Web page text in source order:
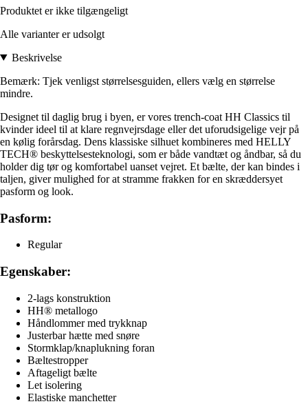
Produktet er ikke tilgængeligt
Alle varianter er udsolgt
Beskrivelse
Bemærk: Tjek venligst størrelsesguiden, ellers vælg en størrelse
mindre.
Designet til daglig brug i byen, er vores trench-coat HH Classics til
kvinder ideel til at klare regnvejrsdage eller det uforudsigelige vejr på
en kølig forårsdag. Dens klassiske silhuet kombineres med HELLY
TECH® beskyttelsesteknologi, som er både vandtæt og åndbar, så du
holder dig tør og komfortabel uanset vejret. Et bælte, der kan bindes i
taljen, giver mulighed for at stramme frakken for en skræddersyet
pasform og look.
Pasform:
Regular
Egenskaber:
2-lags konstruktion
HH® metallogo
Håndlommer med trykknap
Justerbar hætte med snøre
Stormklap/knaplukning foran
Bæltestropper
Aftageligt bælte
Let isolering
Elastiske manchetter